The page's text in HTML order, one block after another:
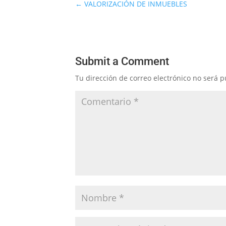
← VALORIZACIÓN DE INMUEBLES
Submit a Comment
Tu dirección de correo electrónico no será